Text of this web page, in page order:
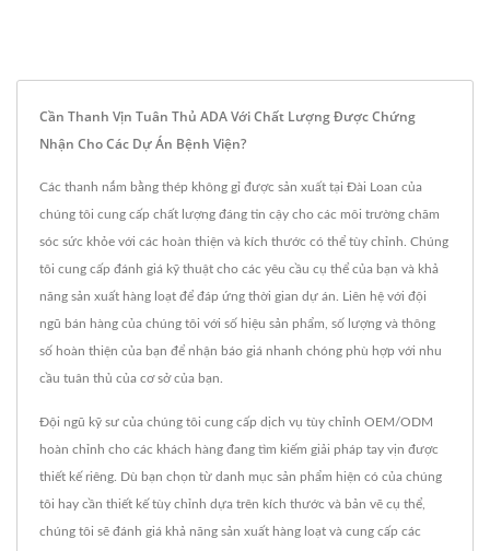
Cần Thanh Vịn Tuân Thủ ADA Với Chất Lượng Được Chứng
Nhận Cho Các Dự Án Bệnh Viện?
Các thanh nắm bằng thép không gỉ được sản xuất tại Đài Loan của
chúng tôi cung cấp chất lượng đáng tin cậy cho các môi trường chăm
sóc sức khỏe với các hoàn thiện và kích thước có thể tùy chỉnh. Chúng
tôi cung cấp đánh giá kỹ thuật cho các yêu cầu cụ thể của bạn và khả
năng sản xuất hàng loạt để đáp ứng thời gian dự án. Liên hệ với đội
ngũ bán hàng của chúng tôi với số hiệu sản phẩm, số lượng và thông
số hoàn thiện của bạn để nhận báo giá nhanh chóng phù hợp với nhu
cầu tuân thủ của cơ sở của bạn.
Đội ngũ kỹ sư của chúng tôi cung cấp dịch vụ tùy chỉnh OEM/ODM
hoàn chỉnh cho các khách hàng đang tìm kiếm giải pháp tay vịn được
thiết kế riêng. Dù bạn chọn từ danh mục sản phẩm hiện có của chúng
tôi hay cần thiết kế tùy chỉnh dựa trên kích thước và bản vẽ cụ thể,
chúng tôi sẽ đánh giá khả năng sản xuất hàng loạt và cung cấp các